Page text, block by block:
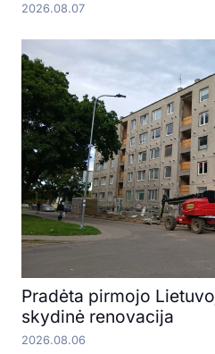
2026.08.07
Pradėta pirmojo
skydinė renovacija
2026.08.06